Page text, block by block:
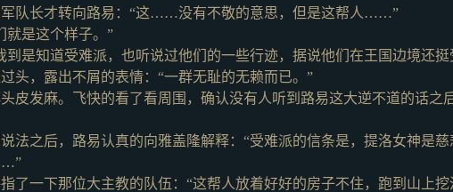
队长才转向路易： “这……没有不敬的意思，但是这帮人……”
就是这个样子。”
到是知道受难派，也听说过他们的一些行迹，据说他们在王国边境还
头，露出不屑的表情： “一群无耻的无赖而已。”
皮发麻。飞快的看了看周围，确认没有人听到路易这大逆不道的话之
法之后，路易认真的向雅盖隆解释： “受难派的信条是，提洛女神是
了一下那位大主教的队伍： “这帮人放着好好的房子不住，跑到山上